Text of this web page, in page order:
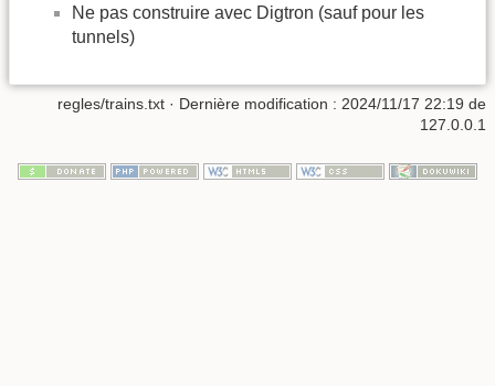
Ne pas construire avec Digtron (sauf pour les
tunnels)
regles/trains.txt · Dernière modification : 2024/11/17 22:19 de
127.0.0.1